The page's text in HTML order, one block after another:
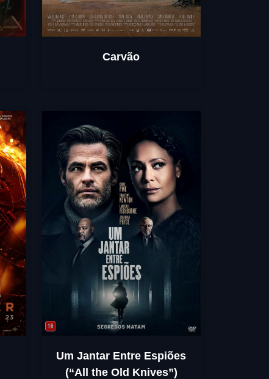
Carvão
Um Jantar Entre Espiões
(“All the Old Knives”)